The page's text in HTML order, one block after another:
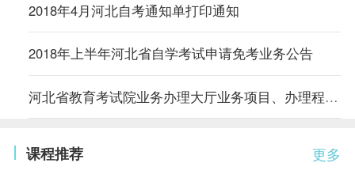
2018年4月河北自考通知单打印通知
2018年上半年河北省自学考试申请免考业务公告
河北省教育考试院业务办理大厅业务项目、办理程序及要求
更多
课程推荐